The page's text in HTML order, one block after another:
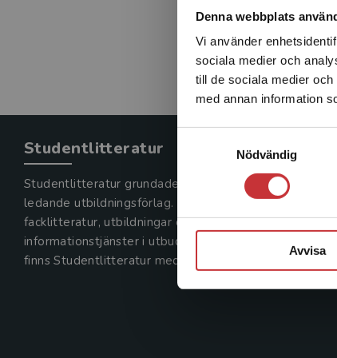
Denna webbplats
Vi använder
sociala medier och
till de sociala medier
med annan information
Nödvändig
Avvisa
Studentlitteratur
Studentlitteratur grundades 1963 och är idag Sveriges
ledande utbildningsförlag. Med läromedel,
facklitteratur, utbildningar och digitala
informationstjänster i utbudet,
finns Studentlitteratur med längs hela kunskapsresan.